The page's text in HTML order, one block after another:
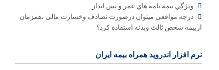
ويژگي بيمه نامه هاي عمر و پس انداز
درچه مواقعی میتوان درصورت تصادف وخسارت مالی ،همزمان
ازبیمه شخص ثالث وبدنه استفاده کرد؟
نرم افزار اندروید همراه بیمه ایران